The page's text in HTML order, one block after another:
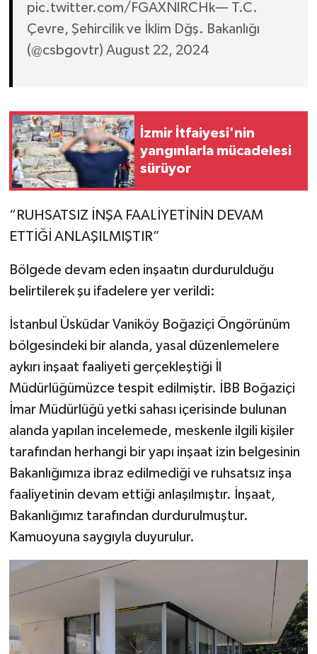
pic.twitter.com/FGAXNlRCHk— T.C.
Çevre, Şehircilik ve İklim Dğş. Bakanlığı
(@csbgovtr) August 22, 2024
İzmir İtfaiyesi'nin
yangınlarla mücadelesi
sürüyor
“RUHSATSIZ İNŞA FAALİYETİNİN DEVAM
ETTİĞİ ANLAŞILMIŞTIR”
Bölgede devam eden inşaatın durdurulduğu
belirtilerek şu ifadelere yer verildi:
İstanbul Üsküdar Vaniköy Boğaziçi Öngörünüm
bölgesindeki bir alanda, yasal düzenlemelere
aykırı inşaat faaliyeti gerçekleştiği İl
Müdürlüğümüzce tespit edilmiştir. İBB Boğaziçi
İmar Müdürlüğü yetki sahası içerisinde bulunan
alanda yapılan incelemede, meskenle ilgili kişiler
tarafından herhangi bir yapı inşaat izin belgesinin
Bakanlığımıza ibraz edilmediği ve ruhsatsız inşa
faaliyetinin devam ettiği anlaşılmıştır. İnşaat,
Bakanlığımız tarafından durdurulmuştur.
Kamuoyuna saygıyla duyurulur.